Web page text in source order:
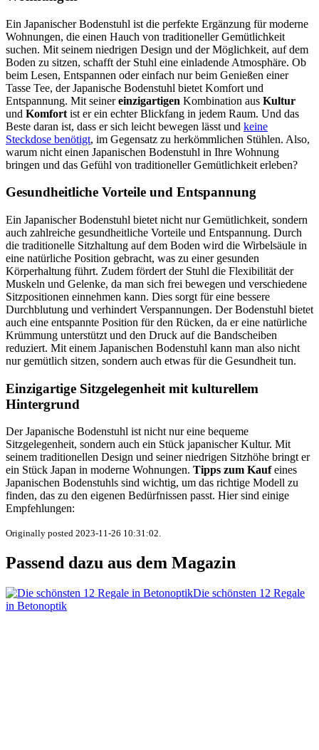
Ein Japanischer Bodenstuhl ist die perfekte Ergänzung für moderne
Wohnungen, die einen Hauch von traditioneller Gemütlichkeit
suchen. Mit seinem niedrigen Design und der Möglichkeit, auf dem
Boden zu sitzen, schafft der Stuhl eine einladende Atmosphäre. Ob
beim Lesen, Entspannen oder einfach nur beim Genießen einer
Tasse Tee, der Japanische Bodenstuhl bietet Komfort und
Entspannung. Mit seinereinzigartigen Kombination aus Kultur
und Komfort ist er ein echter Blickfang in jedem Raum. Und das
Beste daran ist, dass er sich leicht bewegen lässt und keine
Steckdose benötigt, im Gegensatz zu herkömmlichen Stühlen. Also,
warum nicht einen Japanischen Bodenstuhl in Ihre Wohnung
bringen und das Gefühl von traditioneller Gemütlichkeit erleben?
Gesundheitliche Vorteile und Entspannung
Ein Japanischer Bodenstuhl bietet nicht nur Gemütlichkeit, sondern
auch zahlreiche gesundheitliche Vorteile und Entspannung. Durch
die traditionelle Sitzhaltung auf dem Boden wird die Wirbelsäule in
eine natürliche Position gebracht, was zu einer gesunden
Körperhaltung führt. Zudem fördert der Stuhl die Flexibilität der
Muskeln und Gelenke, da man sich frei bewegen und verschiedene
Sitzpositionen einnehmen kann. Dies sorgt für eine bessere
Durchblutung und verhindert Verspannungen. Der Bodenstuhl bietet
auch eine entspannte Position für den Rücken, da er eine natürliche
Krümmung unterstützt und den Druck auf die Bandscheiben
reduziert. Mit einem Japanischen Bodenstuhl kann man also nicht
nur gemütlich sitzen, sondern auch etwas für die Gesundheit tun.
Einzigartige Sitzgelegenheit mit kulturellem
Hintergrund
Der Japanische Bodenstuhl ist nicht nur eine bequeme
Sitzgelegenheit, sondern auch ein Stück japanischer Kultur. Mit
seinem traditionellen Design und seiner niedrigen Sitzhöhe bringt er
ein Stück Japan in moderne Wohnungen. Tipps zum Kaufeines
Japanischen Bodenstuhls sind wichtig, um das richtige Modell zu
finden, das zu den eigenen Bedürfnissen passt. Hier sind einige
Empfehlungen:
Originally posted 2023-11-26 10:31:02.
Passend dazu aus dem Magazin
Die schönsten 12 Regale
in Betonoptik